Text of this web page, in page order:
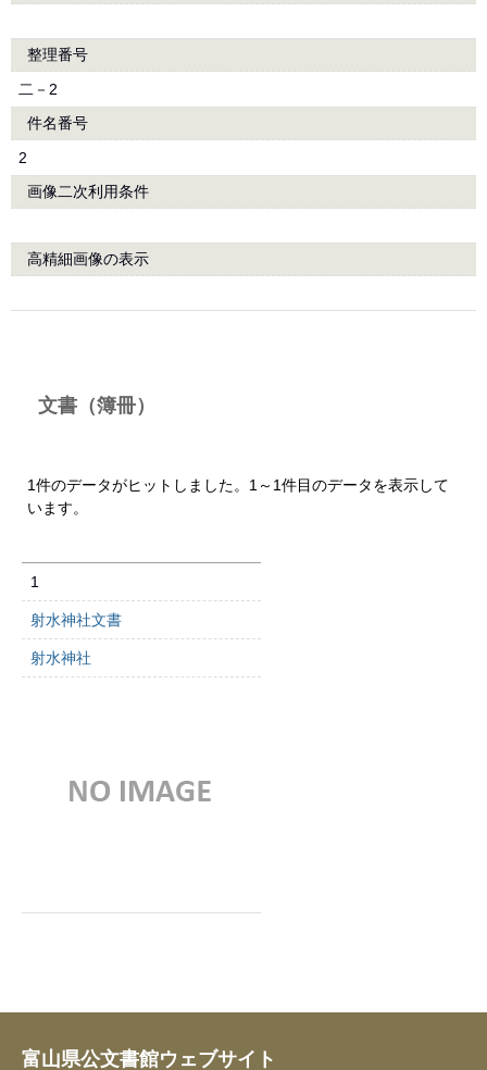
整理番号
二－2
件名番号
2
画像二次利用条件
高精細画像の表示
文書（簿冊）
1件のデータがヒットしました。1～1件目のデータを表示して
います。
1
射水神社文書
射水神社
富山県公文書館ウェブサイト